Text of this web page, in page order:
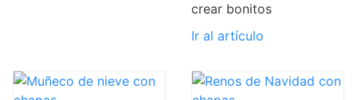
crear bonitos
Ir al artículo